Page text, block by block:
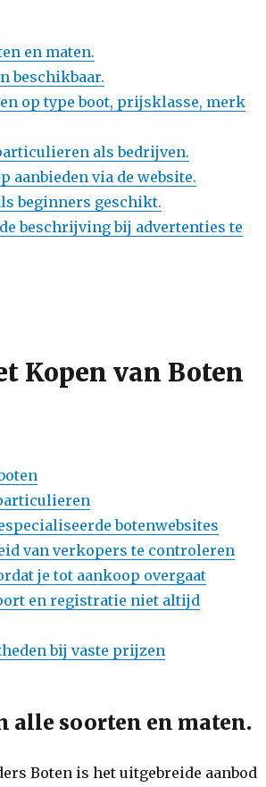
en maten.
beschikbaar.
op type boot, prijsklasse, merk
als bedrijven.
aanbieden via de website.
beginners geschikt.
beschrijving bij advertenties te
Kopen van Boten
botenwebsites
van verkopers te controleren
je tot aankoop overgaat
en registratie niet altijd
bij vaste prijzen
alle soorten en maten.
Boten is het uitgebreide aanbod